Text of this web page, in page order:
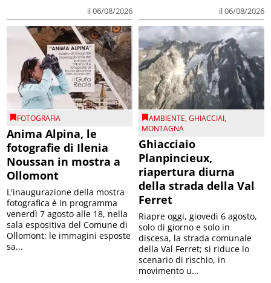
il 06/08/2026 il 06/08/2026
FOTOGRAFIA
Anima Alpina, le
fotografie di Ilenia
Noussan in mostra a
Ollomont
L'inaugurazione della mostra
fotografica è in programma
venerdì 7 agosto alle 18, nella
sala espositiva del Comune di
Ollomont; le immagini esposte
sa...
AMBIENTE,GHIACCIAI,
MONTAGNA
Ghiacciaio
Planpincieux,
riapertura diurna
della strada della Val
Ferret
Riapre oggi, giovedì 6 agosto,
solo di giorno e solo in
discesa, la strada comunale
della Val Ferret; si riduce lo
scenario di rischio, in
movimento u...